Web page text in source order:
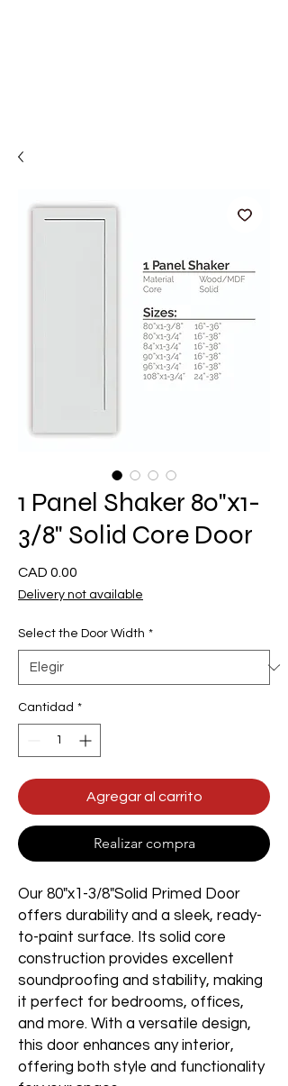
1 Panel Shaker 80"x1-
3/8" Solid Core Door
CAD 0.00
Delivery not available
Select the Door Width *
Cantidad *
Agregar al carrito
Realizar compra
Our 80"x1-3/8"Solid Primed Door
offers durability and a sleek, ready-
to-paint surface. Its solid core
construction provides excellent
soundproofing and stability, making
it perfect for bedrooms, offices,
and more. With a versatile design,
this door enhances any interior,
offering both style and functionality